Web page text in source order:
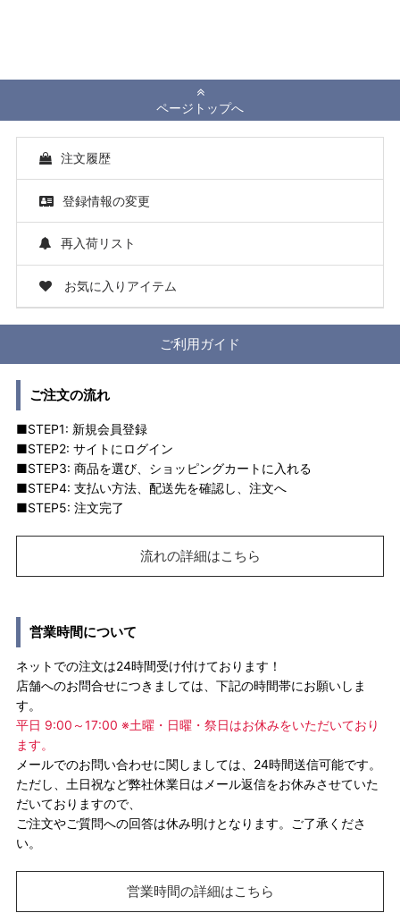
ページトップへ
注文履歴
登録情報の変更
再入荷リスト
お気に入りアイテム
ご利用ガイド
ご注文の流れ
■STEP1: 新規会員登録
■STEP2: サイトにログイン
■STEP3: 商品を選び、ショッピングカートに入れる
■STEP4: 支払い方法、配送先を確認し、注文へ
■STEP5: 注文完了
流れの詳細はこちら
営業時間について
ネットでの注文は24時間受け付けております！
店舗へのお問合せにつきましては、下記の時間帯にお願いしま
す。
平日 9:00～17:00 ※土曜・日曜・祭日はお休みをいただいており
ます。
メールでのお問い合わせに関しましては、24時間送信可能です。
ただし、土日祝など弊社休業日はメール返信をお休みさせていた
だいておりますので、
ご注文やご質問への回答は休み明けとなります。ご了承くださ
い。
営業時間の詳細はこちら